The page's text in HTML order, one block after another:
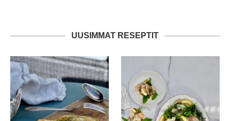
UUSIMMAT RESEPTIT